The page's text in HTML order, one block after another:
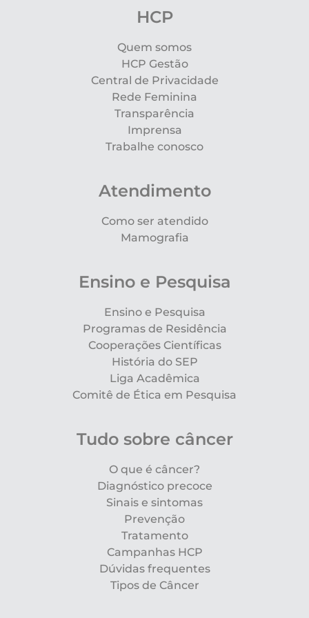
HCP
Quem somos
HCP Gestão
Central de Privacidade
Rede Feminina
Transparência
Imprensa
Trabalhe conosco
Atendimento
Como ser atendido
Mamografia
Ensino e Pesquisa
Ensino e Pesquisa
Programas de Residência
Cooperações Científicas
História do SEP
Liga Acadêmica
Comitê de Ética em Pesquisa
Tudo sobre câncer
O que é câncer?
Diagnóstico precoce
Sinais e sintomas
Prevenção
Tratamento
Campanhas HCP
Dúvidas frequentes
Tipos de Câncer